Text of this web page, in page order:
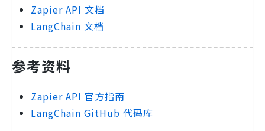
Zapier API 文档
LangChain 文档
参考资料
Zapier API 官方指南
LangChain GitHub 代码库